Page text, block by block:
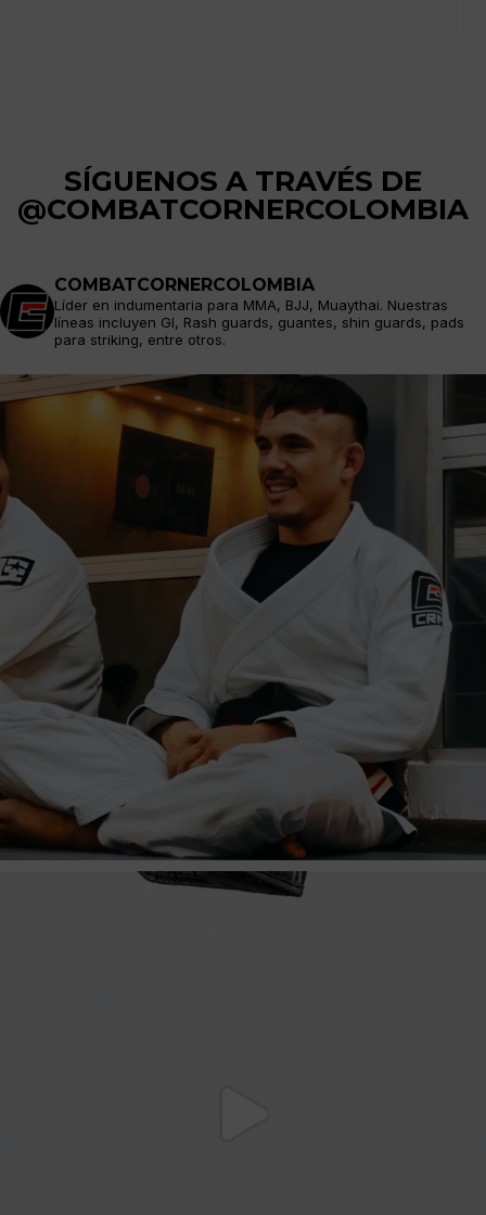
SÍGUENOS A TRAVÉS DE
@COMBATCORNERCOLOMBIA
COMBATCORNERCOLOMBIA
Líder en indumentaria para MMA, BJJ, Muaythai. Nuestras
líneas incluyen GI, Rash guards, guantes, shin guards, pads
para striking, entre otros.